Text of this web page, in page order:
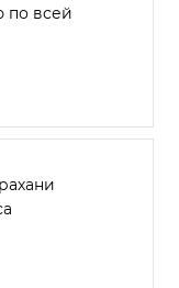
по всей